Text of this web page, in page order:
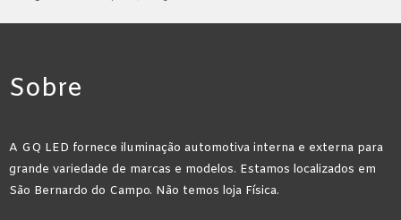
Sobre
A GQ LED fornece iluminação automotiva interna e externa para
grande variedade de marcas e modelos. Estamos localizados em
São Bernardo do Campo. Não temos loja Física.